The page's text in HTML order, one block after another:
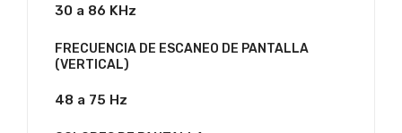
30 a 86 KHz
FRECUENCIA DE ESCANEO DE PANTALLA
(VERTICAL)
48 a 75 Hz